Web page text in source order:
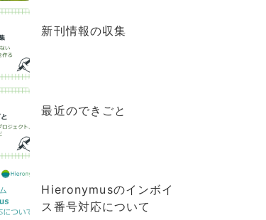
新刊情報の収集
最近のできごと
Hieronymusのインボイ
ス番号対応について